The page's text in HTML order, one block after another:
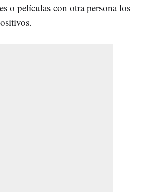
o películas con otra persona los